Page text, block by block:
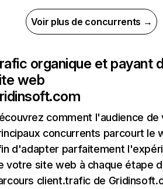
Voir plus de concurrents →
organique et payant
web
comment l'audience de
concurrents parcourt le
d'adapter parfaitement
votre site web à chaque étape
client.trafic de